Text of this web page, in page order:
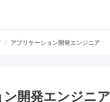
/ アプリケーション開発エンジニア
開発エンジニア